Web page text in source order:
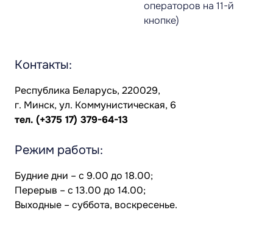
операторов на 11-й
кнопке)
Контакты:
Республика Беларусь, 220029,
г. Минск, ул. Коммунистическая, 6
тел. (+375 17) 379-64-13
Режим работы:
Будние дни – с 9.00 до 18.00;
Перерыв – с 13.00 до 14.00;
Выходные – суббота, воскресенье.